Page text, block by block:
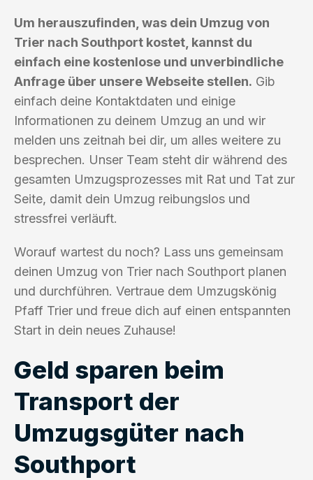
Um herauszufinden, was dein Umzug von
Trier nach Southport kostet, kannst du
einfach eine kostenlose und unverbindliche
Anfrage über unsere Webseite stellen. Gib
einfach deine Kontaktdaten und einige
Informationen zu deinem Umzug an und wir
melden uns zeitnah bei dir, um alles weitere zu
besprechen. Unser Team steht dir während des
gesamten Umzugsprozesses mit Rat und Tat zur
Seite, damit dein Umzug reibungslos und
stressfrei verläuft.
Worauf wartest du noch? Lass uns gemeinsam
deinen Umzug von Trier nach Southport planen
und durchführen. Vertraue dem Umzugskönig
Pfaff Trier und freue dich auf einen entspannten
Start in dein neues Zuhause!
Geld sparen beim
Transport der
Umzugsgüter nach
Southport